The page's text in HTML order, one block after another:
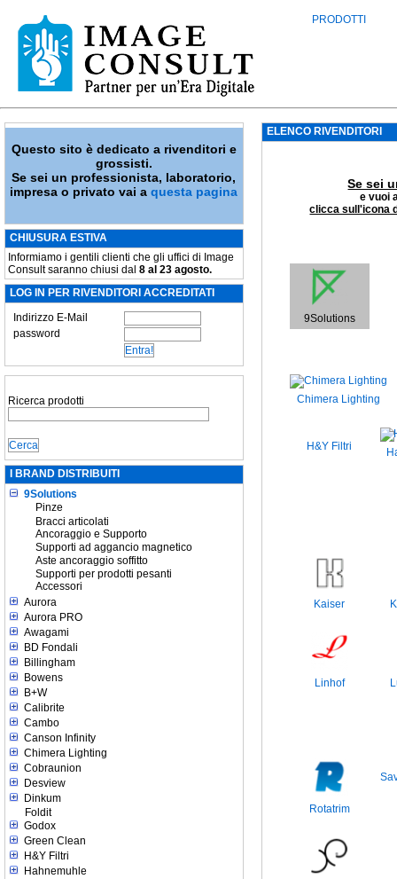
PRODOTTI
Questo sito è dedicato a rivenditori e
grossisti.
Se sei un professionista, laboratorio,
impresa o privato vai aquesta pagina
CHIUSURA ESTIVA
Informiamo i gentili clienti che gli uffici di Image
Consult saranno chiusi dal 8 al 23 agosto.
LOG IN PER RIVENDITORI ACCREDITATI
Indirizzo E-Mail
password
Ricerca prodotti
I BRAND DISTRIBUITI
9Solutions
Pinze
Bracci articolati
Ancoraggio e Supporto
Supporti ad aggancio magnetico
Aste ancoraggio soffitto
Supporti per prodotti pesanti
Accessori
Aurora
Aurora PRO
Awagami
BD Fondali
Billingham
Bowens
B+W
Calibrite
Cambo
Canson Infinity
Chimera Lighting
Cobraunion
Desview
Dinkum
Foldit
Godox
Green Clean
H&Y Filtri
Hahnemuhle
ELENCO RIVENDITORI
Se sei
e vuoi
clicca sull'icona
9Solutions
Chimera Lighting
H&Y Filtri
Kaiser
Linhof
Rotatrim